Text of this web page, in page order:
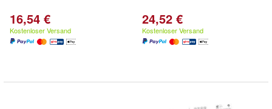
16,54 €
Kostenloser Versand
24,52 €
Kostenloser Versand